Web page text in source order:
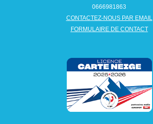
0666981863
CONTACTEZ-NOUS PAR EMAIL
FORMULAIRE DE CONTACT